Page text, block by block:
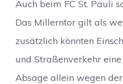
Auch beim FC St. Pauli
Das Millerntor gilt als
zusätzlich könnten
und Straßenverkehr
Absage allein wegen